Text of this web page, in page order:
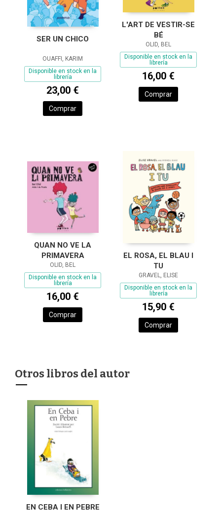
SER UN CHICO
OUAFFI, KARIM
Disponible en stock en la
librería
23,00 €
Comprar
L'ART DE VESTIR-SE
BÉ
OLID, BEL
Disponible en stock en la
librería
16,00 €
Comprar
QUAN NO VE LA
PRIMAVERA
OLID, BEL
Disponible en stock en la
librería
16,00 €
Comprar
EL ROSA, EL BLAU I
TU
GRAVEL, ELISE
Disponible en stock en la
librería
15,90 €
Comprar
Otros libros del autor
EN CEBA I EN PEBRE